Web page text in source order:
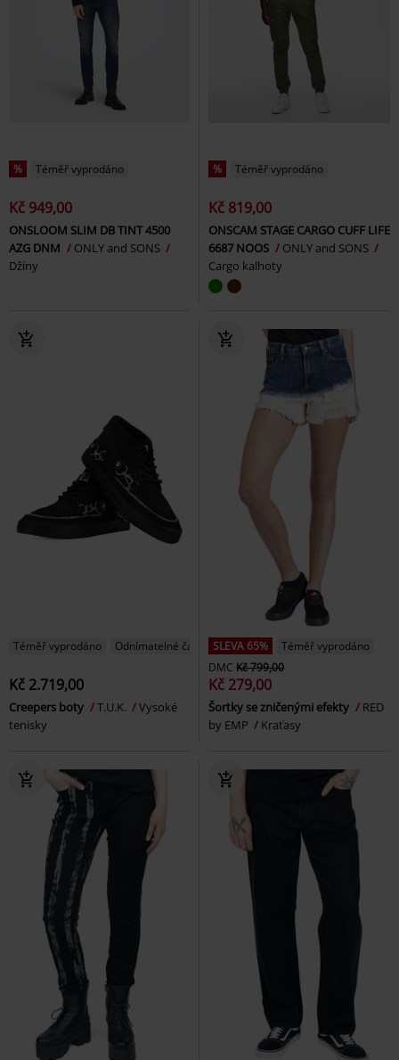
% Téměř vyprodáno
Kč 949,00
ONSLOOM SLIM DB TINT 4500
AZG DNM
ONLY and SONS
Džíny
% Téměř vyprodáno
Kč 819,00
ONSCAM STAGE CARGO CUFF LIFE
6687 NOOS
ONLY and SONS
Cargo kalhoty
Téměř vyprodáno Odnímatelné části
Kč 2.719,00
Creepers boty T.U.K.
Vysoké
tenisky
SLEVA 65%
Téměř vyprodáno
DMC Kč 799,00
Kč 279,00
Šortky se zničenými efekty
RED
by EMP
Kraťasy